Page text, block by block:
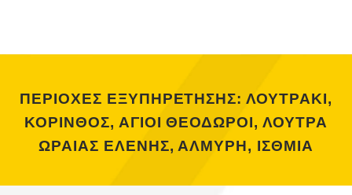
ΠΕΡΙΟΧΕΣ ΕΞΥΠΗΡΕΤΗΣΗΣ: ΛΟΥΤΡΑΚΙ,
ΚΟΡΙΝΘΟΣ, ΑΓΙΟΙ ΘΕΟΔΩΡΟΙ, ΛΟΥΤΡΑ
ΩΡΑΙΑΣ ΕΛΕΝΗΣ, ΑΛΜΥΡΗ, ΙΣΘΜΙΑ